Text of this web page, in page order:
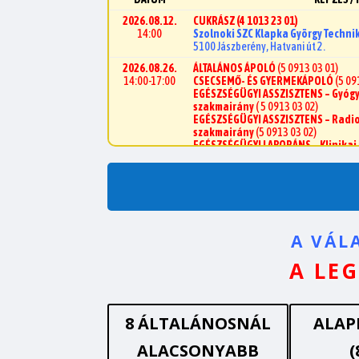
2026.08.12.
14:00
CUKRÁSZ(4 1013 23 01)
Szolnoki SZC Klapka György
5100 Jászberény, Hatvani út 2.
2026.08.26.
14:00-17:00
ÁLTALÁNOS ÁPOLÓ(5 0913 03 01)
CSECSEMŐ- ÉS GYERMEKÁPOLÓ(5
EGÉSZSÉGÜGYI ASSZISZTENS –
szakmairány( 5 0913 03 02)
EGÉSZSÉGÜGYI ASSZISZTENS –
szakmairány(5 0913 03 02)
EGÉSZSÉGÜGYI LABORÁNS –
PÉNZÜGYI-SZÁMVITELI ÜGYINTÉZŐ
5 0923 03 09)
REHABILITÁCIÓS TERAPEUTA –
SZOCIÁLIS ÁPOLÓ ÉS GONDOZÓ( 4
5000 Szolnok, Baross utca 43.
2026.08.26
HIGIÉNÉS INTÉZMÉNYI TAKARÍTÓ
Szolnoki SZC Sipos Orbán
A
A
8 ÁLTALÁNOSNÁL
ALACSONYABB